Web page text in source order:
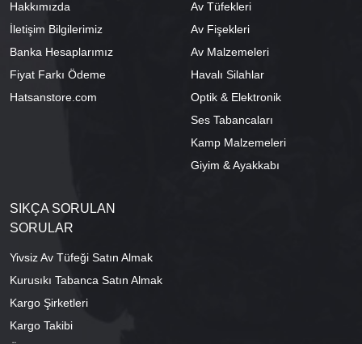
Hakkımızda
İletişim Bilgilerimiz
Banka Hesaplarımız
Fiyat Farkı Ödeme
Hatsanstore.com
Av Tüfekleri
Av Fişekleri
Av Malzemeleri
Havalı Silahlar
Optik & Elektronik
Ses Tabancaları
Kamp Malzemeleri
Giyim & Ayakkabı
SIKÇA SORULAN
SORULAR
Yivsiz Av Tüfeği Satın Almak
Kurusıkı Tabanca Satın Almak
Kargo Şirketleri
Kargo Takibi